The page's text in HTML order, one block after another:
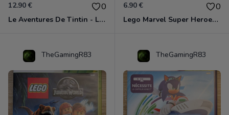
12.90 € 0
Le Aventures De Tintin - Le Secret De La Licorne Xbox 360
6.90 € 0
Lego Marvel Super Heroes Xbox 360
TheGamingR83 TheGamingR83